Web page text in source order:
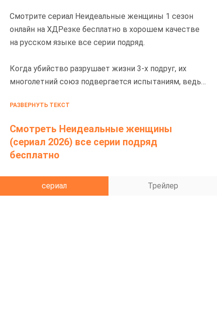
Смотрите сериал Неидеальные женщины 1 сезон
онлайн на ХДРезке бесплатно в хорошем качестве
на русском языке все серии подряд.
Когда убийство разрушает жизни 3-х подруг, их
многолетний союз подвергается испытаниям, ведь
факты.
РАЗВЕРНУТЬ ТЕКСТ
Смотреть Неидеальные женщины
(сериал 2026) все серии подряд
бесплатно
сериал Трейлер